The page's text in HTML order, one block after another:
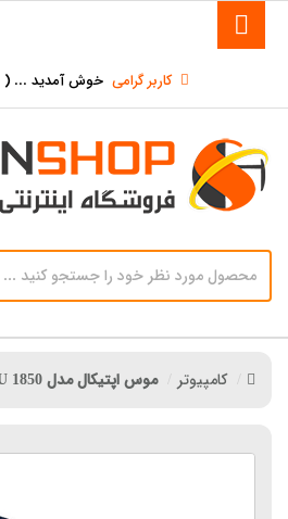
کاربر گرامی خوش آمدید ... (
کامپیوتر موس اپتیکال مدل Meva MOU 1850